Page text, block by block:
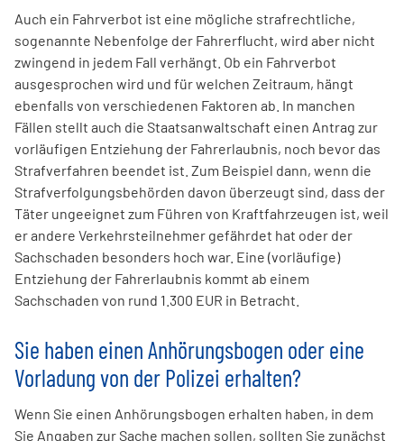
Auch ein Fahrverbot ist eine mögliche strafrechtliche,
sogenannte Nebenfolge der Fahrerflucht, wird aber nicht
zwingend in jedem Fall verhängt. Ob ein Fahrverbot
ausgesprochen wird und für welchen Zeitraum, hängt
ebenfalls von verschiedenen Faktoren ab. In manchen
Fällen stellt auch die Staatsanwaltschaft einen Antrag zur
vorläufigen Entziehung der Fahrerlaubnis, noch bevor das
Strafverfahren beendet ist. Zum Beispiel dann, wenn die
Strafverfolgungsbehörden davon überzeugt sind, dass der
Täter ungeeignet zum Führen von Kraftfahrzeugen ist, weil
er andere Verkehrsteilnehmer gefährdet hat oder der
Sachschaden besonders hoch war. Eine (vorläufige)
Entziehung der Fahrerlaubnis kommt ab einem
Sachschaden von rund 1.300 EUR in Betracht.
Sie haben einen Anhörungsbogen oder eine
Vorladung von der Polizei erhalten?
Wenn Sie einen Anhörungsbogen erhalten haben, in dem
Sie Angaben zur Sache machen sollen, sollten Sie zunächst